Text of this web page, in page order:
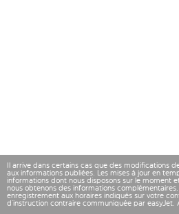
Il arrive dans certains cas que des modifications
aux informations publiées. Les mises à jour en
informations dont nous disposons sur le moment
nous obtenons des informations
enregistrement aux horaires indiqués sur votre
d’instruction contraire communiquée par easyJet.